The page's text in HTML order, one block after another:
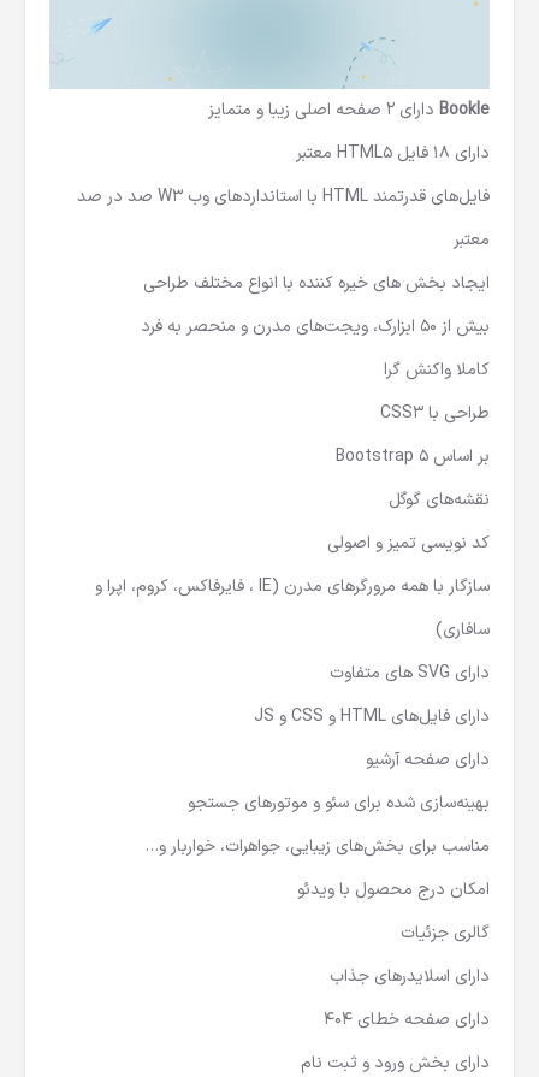
Bookle دارای 2 صفحه اصلی زیبا و متمایز
دارای 18 فایل HTML5 معتبر
فایل‌های قدرتمند HTML با استانداردهای وب W3 صد در صد
معتبر
ایجاد بخش های خیره کننده با انواع مختلف طراحی
بیش از 50 ابزارک، ویجت‌های مدرن و منحصر به فرد
کاملا واکنش گرا
طراحی با CSS3
بر اساس Bootstrap 5
نقشه‌های گوگل
کد نویسی تمیز و اصولی
سازگار با همه مرورگرهای مدرن (IE ، فایرفاکس، کروم، اپرا و
سافاری)
دارای SVG های متفاوت
دارای فایل‌‌های HTML و CSS و JS
دارای صفحه آرشیو
بهینه‌سازی شده برای سئو و موتور‌های جستجو
مناسب برای بخش‌های زیبایی، جواهرات، خواربار و…
امکان درج محصول با ویدئو
گالری جزئیات
دارای اسلایدرهای جذاب
دارای صفحه خطای 404
دارای بخش ورود و ثبت نام